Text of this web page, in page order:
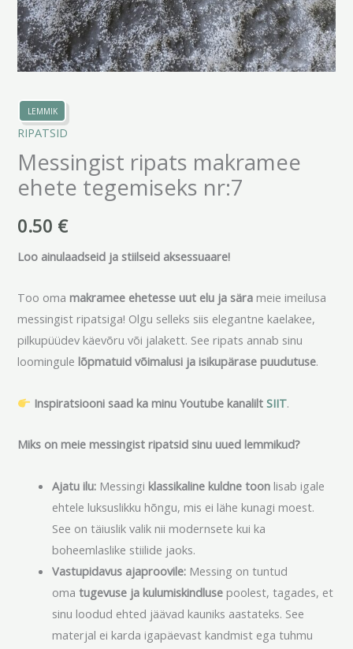
LEMMIK
RIPATSID
Messingist ripats makramee
ehete tegemiseks nr:7
0.50 €
Loo ainulaadseid ja stiilseid aksessuaare!
Too omamakramee ehetesse uut elu ja sära meie imeilusa
messingist ripatsiga! Olgu selleks siis elegantne kaelakee,
pilkupüüdev käevõru või jalakett. See ripats annab sinu
loomingulelõpmatuid võimalusi ja isikupärase puudutuse.
Inspiratsiooni saad ka minu Youtube kanaliltSIIT.
Miks on meie messingist ripatsid sinu uued lemmikud?
Ajatu ilu: Messingiklassikaline kuldne toon lisab igale
ehtele luksuslikku hõngu, mis ei lähe kunagi moest.
See on täiuslik valik nii modernsete kui ka
boheemlaslike stiilide jaoks.
Vastupidavus ajaproovile: Messing on tuntud
omatugevuse ja kulumiskindluse poolest, tagades, et
sinu loodud ehted jäävad kauniks aastateks. See
materjal ei karda igapäevast kandmist ega tuhmu